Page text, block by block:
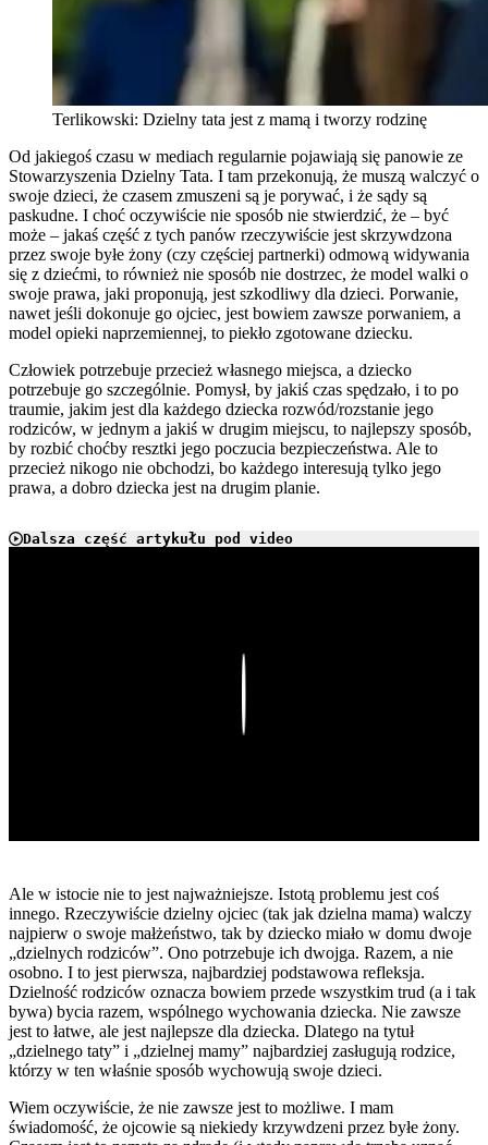
Terlikowski: Dzielny tata jest z mamą i tworzy rodzinę
Od jakiegoś czasu w mediach regularnie pojawiają się panowie ze
Stowarzyszenia Dzielny Tata. I tam przekonują, że muszą walczyć o
swoje dzieci, że czasem zmuszeni są je porywać, i że sądy są
paskudne. I choć oczywiście nie sposób nie stwierdzić, że – być
może – jakaś część z tych panów rzeczywiście jest skrzywdzona
przez swoje byłe żony (czy częściej partnerki) odmową widywania
się z dziećmi, to również nie sposób nie dostrzec, że model walki o
swoje prawa, jaki proponują, jest szkodliwy dla dzieci. Porwanie,
nawet jeśli dokonuje go ojciec, jest bowiem zawsze porwaniem, a
model opieki naprzemiennej, to piekło zgotowane dziecku.
Człowiek potrzebuje przecież własnego miejsca, a dziecko
potrzebuje go szczególnie. Pomysł, by jakiś czas spędzało, i to po
traumie, jakim jest dla każdego dziecka rozwód/rozstanie jego
rodziców, w jednym a jakiś w drugim miejscu, to najlepszy sposób,
by rozbić choćby resztki jego poczucia bezpieczeństwa. Ale to
przecież nikogo nie obchodzi, bo każdego interesują tylko jego
prawa, a dobro dziecka jest na drugim planie.
Dalsza część artykułu pod video
Ale w istocie nie to jest najważniejsze. Istotą problemu jest coś
innego. Rzeczywiście dzielny ojciec (tak jak dzielna mama) walczy
najpierw o swoje małżeństwo, tak by dziecko miało w domu dwoje
„dzielnych rodziców”. Ono potrzebuje ich dwojga. Razem, a nie
osobno. I to jest pierwsza, najbardziej podstawowa refleksja.
Dzielność rodziców oznacza bowiem przede wszystkim trud (a i tak
bywa) bycia razem, wspólnego wychowania dziecka. Nie zawsze
jest to łatwe, ale jest najlepsze dla dziecka. Dlatego na tytuł
„dzielnego taty” i „dzielnej mamy” najbardziej zasługują rodzice,
którzy w ten właśnie sposób wychowują swoje dzieci.
Wiem oczywiście, że nie zawsze jest to możliwe. I mam
świadomość, że ojcowie są niekiedy krzywdzeni przez byłe żony.